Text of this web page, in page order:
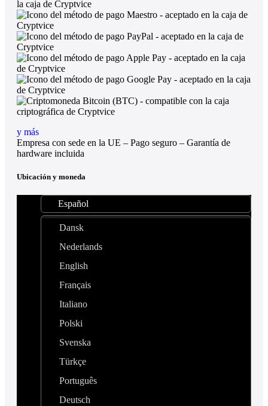
y más
Empresa con sede en la UE – Pago seguro – Garantía de
hardware incluida
Ubicación y moneda
Español
Dansk
Nederlands
English
Français
Italiano
Polski
Svenska
Türkçe
Português
Deutsch